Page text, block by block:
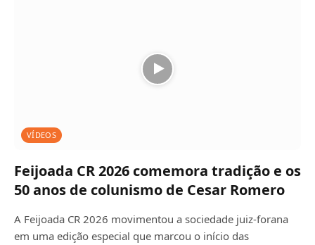
VÍDEOS
Feijoada CR 2026 comemora tradição e os
50 anos de colunismo de Cesar Romero
A Feijoada CR 2026 movimentou a sociedade juiz-forana
em uma edição especial que marcou o início das